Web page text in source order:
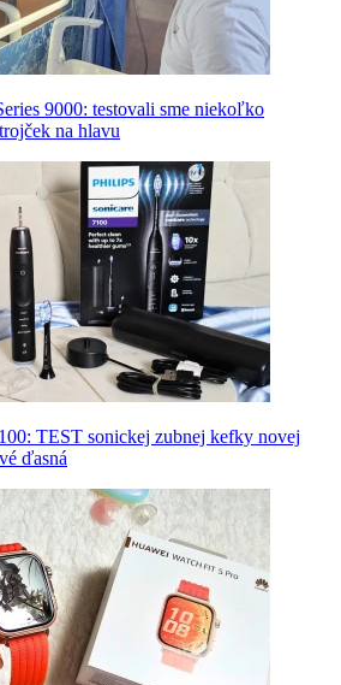
9000: testovali sme niekoľko
na hlavu
TEST sonickej zubnej kefky novej
ďasná